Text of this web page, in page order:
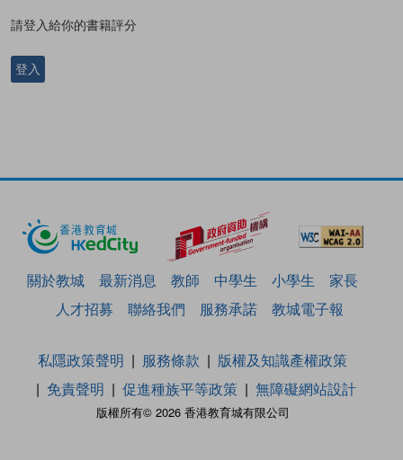
請登入給你的書籍評分
登入
關於教城 最新消息 教師 中學生 小學生
家長
人才招募
聯絡我們 服務承諾 教城電子報
版權所有© 2026 香港教育城有限公司
私隱政策聲明 服務條款
版權及知識產權政策
免責聲明
促進種族平等政策 無障礙網站設計